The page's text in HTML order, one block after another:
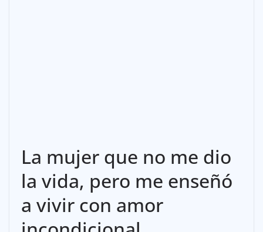
La mujer que no me dio
la vida, pero me enseñó
a vivir con amor